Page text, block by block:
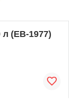
(EB-1977)